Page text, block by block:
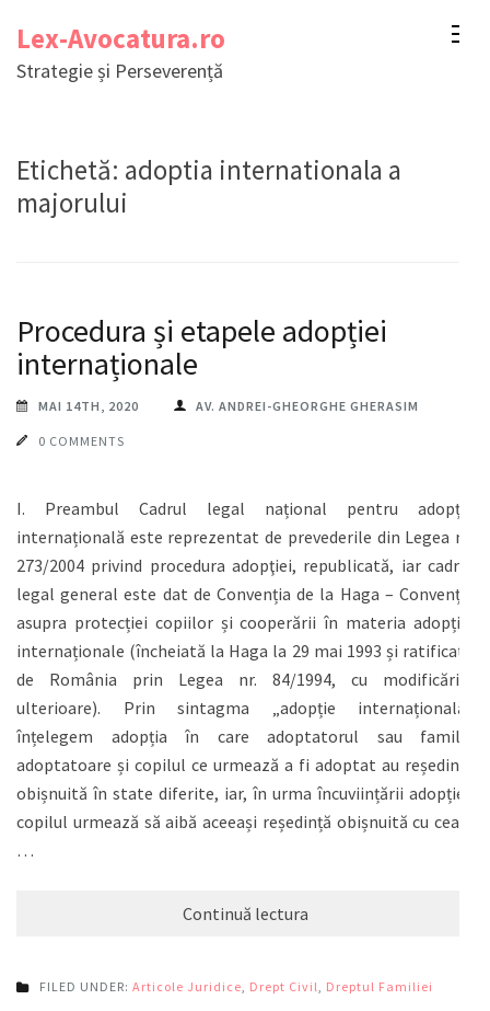
conținut
Lex-Avocatura.ro
Strategie și Perseverență
Etichetă: adoptia internationala a
majorului
Procedura și etapele adopției
internaționale
MAI 14TH, 2020 AV. ANDREI-GHEORGHE GHERASIM
0 COMMENTS
I. Preambul Cadrul legal național pentru adopția
internațională este reprezentat de prevederile din Legea nr.
273/2004 privind procedura adopţiei, republicată, iar cadrul
legal general este dat de Convenția de la Haga – Convenția
asupra protecției copiilor și cooperării în materia adopției
internaționale (încheiată la Haga la 29 mai 1993 și ratificată
de România prin Legea nr. 84/1994, cu modificările
ulterioare). Prin sintagma „adopție internațională”
înțelegem adopția în care adoptatorul sau familia
adoptatoare și copilul ce urmează a fi adoptat au reședința
obișnuită în state diferite, iar, în urma încuviințării adopției,
copilul urmează să aibă aceeași reședință obișnuită cu cea a
…
Continuă lectura
FILED UNDER: Articole Juridice, Drept Civil, Dreptul Familiei